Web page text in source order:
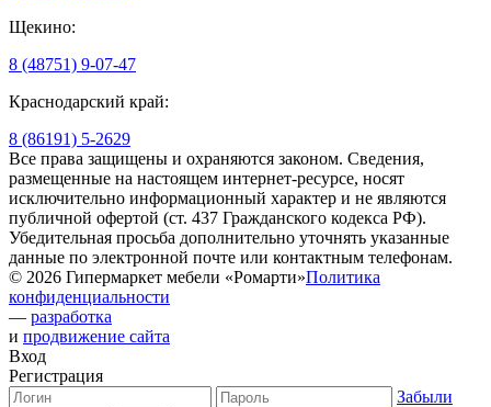
Щекино:
8 (48751) 9-07-47
Краснодарский край:
8 (86191) 5-2629
Все права защищены и охраняются законом. Сведения,
размещенные на настоящем интернет-ресурсе, носят
исключительно информационный характер и не являются
публичной офертой (ст. 437 Гражданского кодекса РФ).
Убедительная просьба дополнительно уточнять указанные
данные по электронной почте или контактным телефонам.
© 2026 Гипермаркет мебели «Ромарти»Политика
конфиденциальности
— разработка
и продвижение сайта
Вход
Регистрация
Забыли